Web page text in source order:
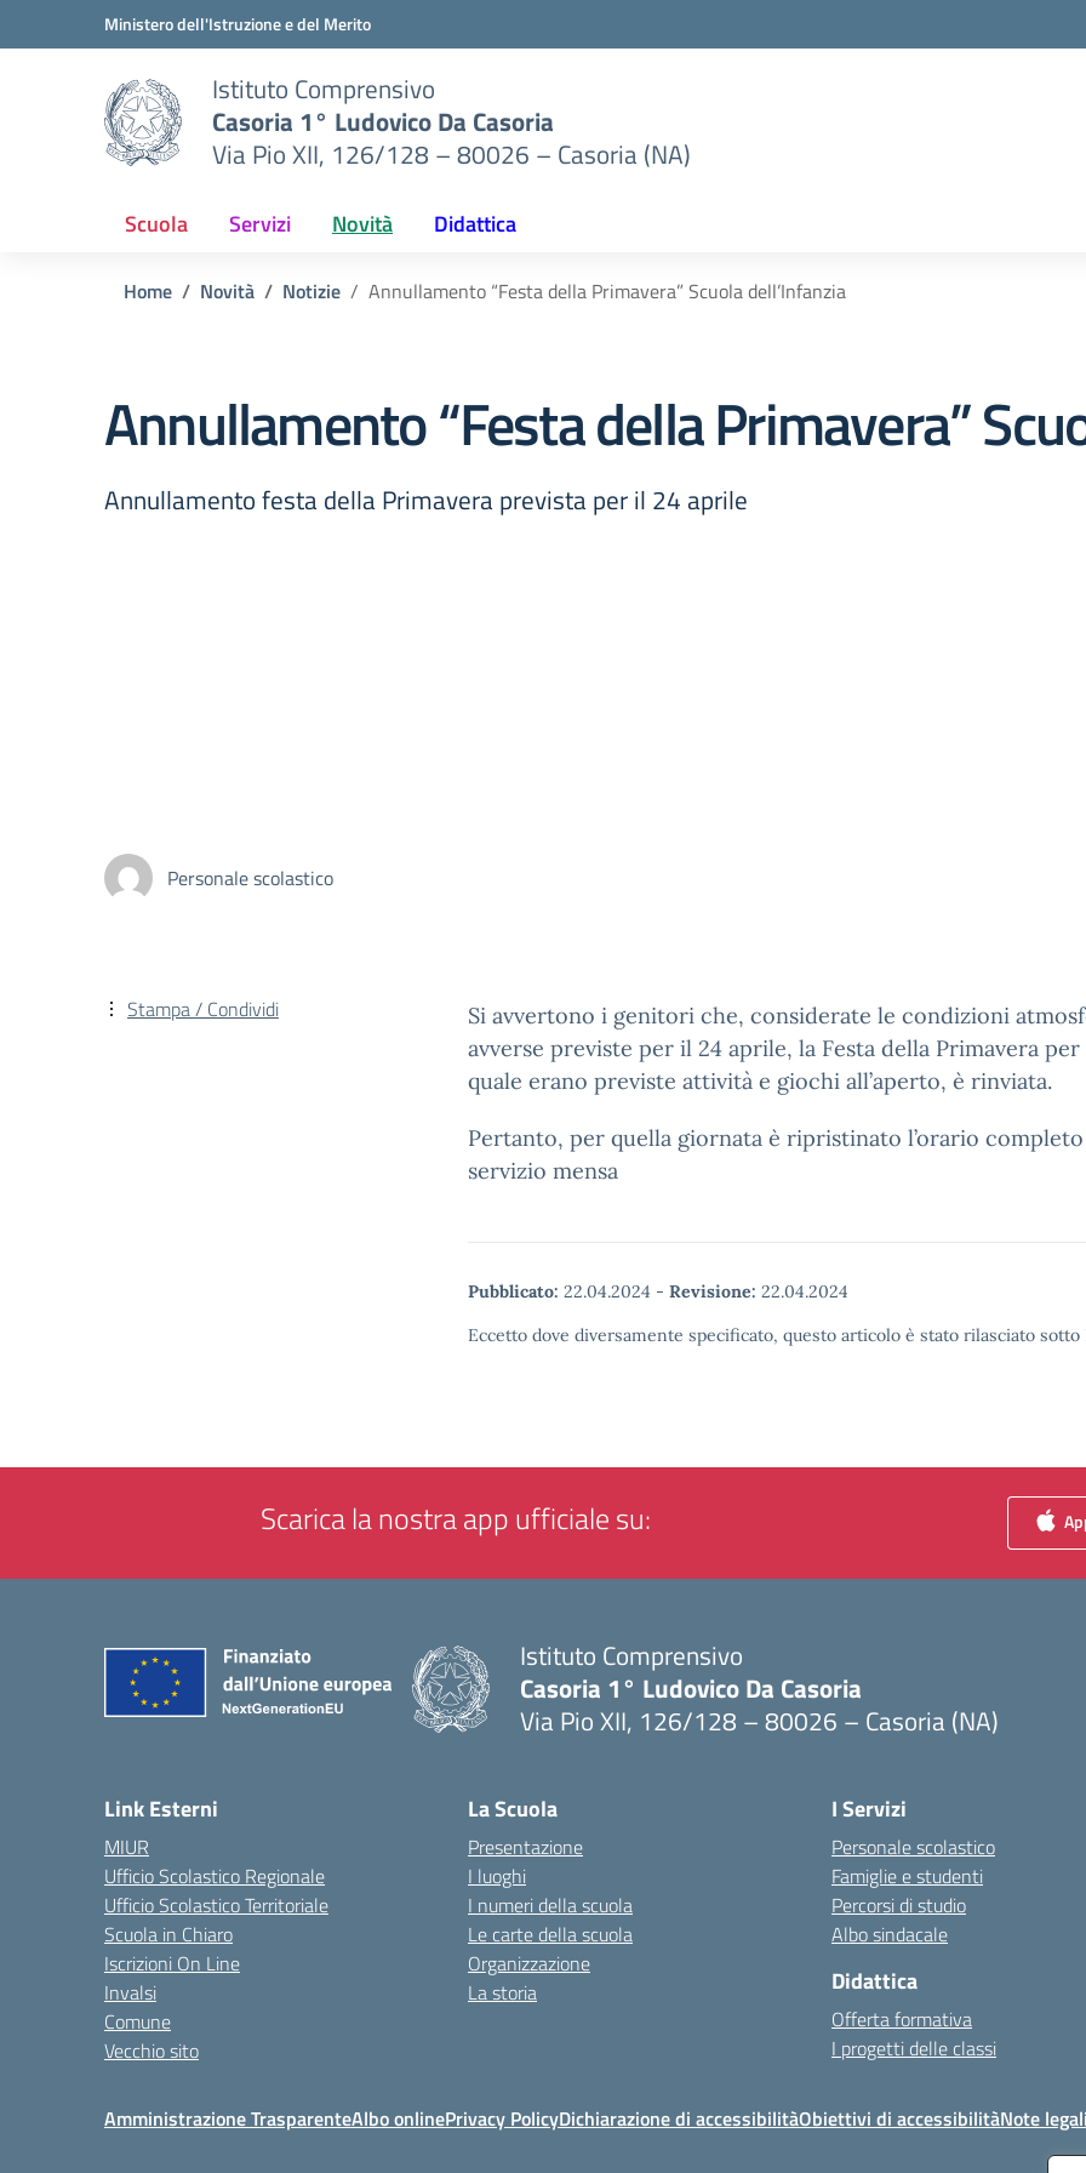
Vai ai contenuti
Vai al menu di navigazioneMinistero dell'Istruzione e del Merito
Istituto Comprensivo
Casoria 1° Ludovico Da Casoria
Via Pio XII, 126/128 – 80026 – Casoria (NA)
Scuola Servizi Novità Didattica
Home Novità Notizie Annullamento “Festa della Primavera” Scuola dell’Infanzia
Annullamento “Festa della Primavera”
Annullamento festa della Primavera prevista per il 24 aprile
Personale scolastico
Si avvertono i genitori che, considerate le condizioni
avverse previste per il 24 aprile, la Festa della Primavera per
quale erano previste attività e giochi all’aperto, è rinviata.
Pertanto, per quella giornata è ripristinato l’orario
servizio mensa
Pubblicato: 22.04.2024 - Revisione: 22.04.2024
Eccetto dove diversamente specificato, questo articolo è stato rilasciato
Stampa / Condividi
Scarica la nostra app ufficiale su:
Istituto Comprensivo
Casoria 1° Ludovico Da Casoria
Via Pio XII, 126/128 – 80026 – Casoria (NA)
Link Esterni
MIUR
Ufficio Scolastico Regionale
Ufficio Scolastico Territoriale
Scuola in Chiaro
Iscrizioni On Line
Invalsi
Comune
Vecchio sito
La Scuola
Presentazione
I luoghi
I numeri della scuola
Le carte della scuola
Organizzazione
La storia
I Servizi
Personale scolastico
Famiglie e studenti
Percorsi di studio
Albo sindacale
Didattica
Offerta formativa
I progetti delle classi
Amministrazione TrasparenteAlbo onlinePrivacy PolicyDichiarazione di accessibilitàObiettivi di accessibilitàNote legali